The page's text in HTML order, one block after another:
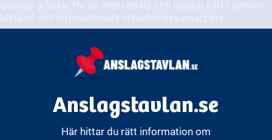
Anslagstavlan.se
Här hittar du rätt information om